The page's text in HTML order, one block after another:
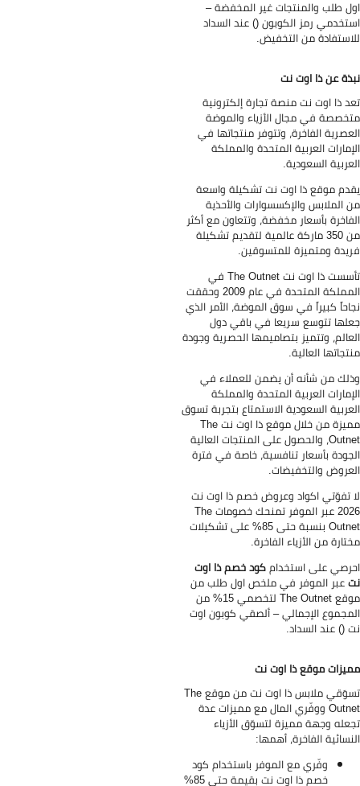
طلب والمنتجات غير المخفضة –
رمز الكوبون () عند السداد
من التخفيض.
عن ذا اوت نت
ذا اوت نت منصة تجارة إلكترونية
في مجال الأزياء والموضة
الفاخرة، وتتوفر منتجاتها في
العربية المتحدة والمملكة
السعودية.
موقع ذا اوت نت تشكيلة واسعة
الملابس والإكسسوارات والأحذية
بأسعار مخفضة، وتتعاون مع أكثر
من 350 ماركة عالمية لتقديم تشكيلة
ومتميزة للمتسوقين.
تأسست ذا اوت نت The Outnet في
المملكة المتحدة في عام 2009 وحققت
كبيراً في سوق الموضة، الأمر الذي
تتوسع سريعا في باقي دول
وتتميز بتصاميمها الحصرية وجودة
العالية.
من شأنه أن يضمن للعملاء في
العربية المتحدة والمملكة
السعودية الاستمتاع بتجربة تسوق
مميزة من خلال موقع ذا اوت نت The
Outnet، والحصول على المنتجات العالية
بأسعار تنافسية، خاصة في فترة
والتخفيضات.
تفوّتي اكواد وعروض خصم ذا اوت نت
2026 عبر الموفر تمنحك خصومات The
Outnet بنسبة حتى 85% على تشكيلات
من الأزياء الفاخرة.
على استخدامكود خصم ذا اوت
عبر الموفر في ملخص اول طلب من
موقع The Outnet لتخصمي 15% من
الإجمالي – ألصقي كوبون اوت
() عند السداد.
موقع ذا اوت نت
تسوَقي ملابس ذا اوت نت من موقع The
Outnet ووفّري المال مع مميزات عدة
وجهة مميزة لتسوّق الأزياء
الفاخرة، أهمها:
وفّري مع الموفر باستخدام كود
خصم ذا اوت نت بقيمة حتى 85%